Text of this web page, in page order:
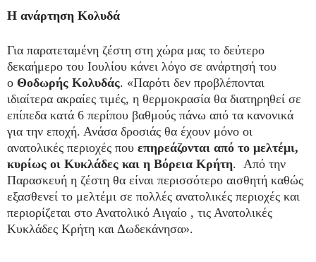
Η ανάρτηση Κολυδά
Για παρατεταμένη ζέστη στη χώρα μας το δεύτερο
δεκαήμερο του Ιουλίου κάνει λόγο σε ανάρτησή του
ο Θοδωρής Κολυδάς. «Παρότι δεν προβλέπονται
ιδιαίτερα ακραίες τιμές, η θερμοκρασία θα διατηρηθεί σε
επίπεδα κατά 6 περίπου βαθμούς πάνω από τα κανονικά
για την εποχή. Ανάσα δροσιάς θα έχουν μόνο οι
ανατολικές περιοχές που επηρεάζονται από το μελτέμι,
κυρίως οι Κυκλάδες και η Βόρεια Κρήτη. Από την
Παρασκευή η ζέστη θα είναι περισσότερο αισθητή καθώς
εξασθενεί το μελτέμι σε πολλές ανατολικές περιοχές και
περιορίζεται στο Ανατολικό Αιγαίο , τις Ανατολικές
Κυκλάδες Κρήτη και Δωδεκάνησα».